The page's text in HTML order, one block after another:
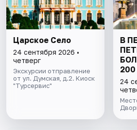
Царское Село
24 сентября 2026 •
четверг
Экскурсии отправление
от ул. Думская, д.2. Киоск
"Турсервис"
В
24